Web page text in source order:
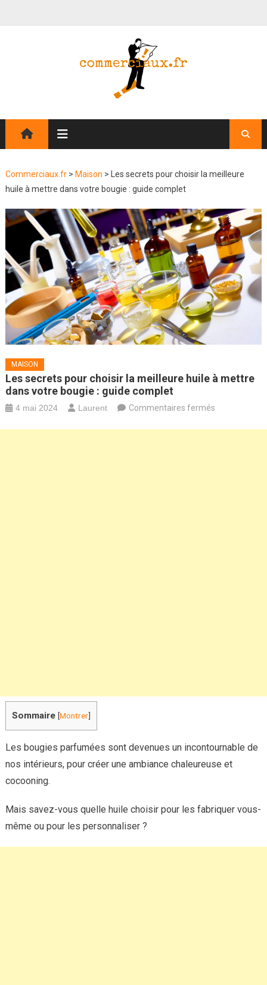
Commerciaux.fr> Maison >
Les secrets pour choisir la meilleure
huile à mettre dans votre bougie : guide complet
MAISON
Les secrets pour choisir la meilleure huile à mettre
dans votre bougie : guide complet
4 mai 2024 Laurent Commentaires ferméssur
Sommaire [Montrer]
Les bougies parfumées sont devenues un incontournable de
nos intérieurs, pour créer une ambiance chaleureuse et
cocooning.
Mais savez-vous quelle huile choisir pour les fabriquer vous-
même ou pour les personnaliser ?